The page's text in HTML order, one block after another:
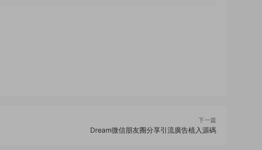
下一篇
Dream微信朋友圈分享引流廣告植入源碼